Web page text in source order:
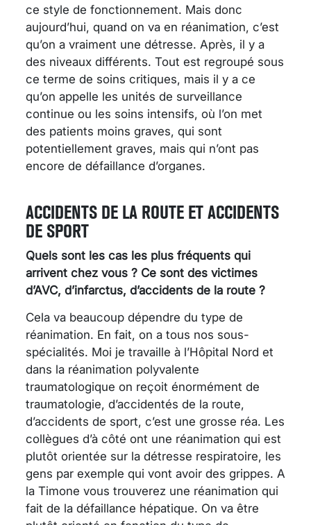
ce style de fonctionnement. Mais donc
aujourd’hui, quand on va en réanimation, c’est
qu’on a vraiment une détresse. Après, il y a
des niveaux différents. Tout est regroupé sous
ce terme de soins critiques, mais il y a ce
qu’on appelle les unités de surveillance
continue ou les soins intensifs, où l’on met
des patients moins graves, qui sont
potentiellement graves, mais qui n’ont pas
encore de défaillance d’organes.
ACCIDENTS DE LA ROUTE ET ACCIDENTS
DE SPORT
Quels sont les cas les plus fréquents qui
arrivent chez vous ? Ce sont des victimes
d’AVC, d’infarctus, d’accidents de la route ?
Cela va beaucoup dépendre du type de
réanimation. En fait, on a tous nos sous-
spécialités. Moi je travaille à l’Hôpital Nord et
dans la réanimation polyvalente
traumatologique on reçoit énormément de
traumatologie, d’accidentés de la route,
d’accidents de sport, c’est une grosse réa. Les
collègues d’à côté ont une réanimation qui est
plutôt orientée sur la détresse respiratoire, les
gens par exemple qui vont avoir des grippes. A
la Timone vous trouverez une réanimation qui
fait de la défaillance hépatique. On va être